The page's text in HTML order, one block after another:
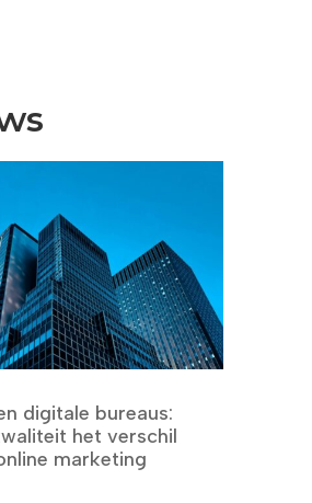
digitale bureaus:
het verschil
marketing